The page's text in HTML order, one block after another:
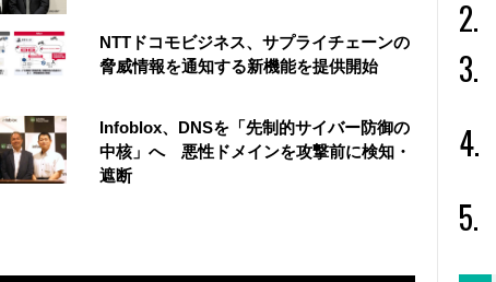
NTTドコモビジネス、サプライチェーンの
脅威情報を通知する新機能を提供開始
Infoblox、DNSを「先制的サイバー防御の
中核」へ 悪性ドメインを攻撃前に検知・
遮断